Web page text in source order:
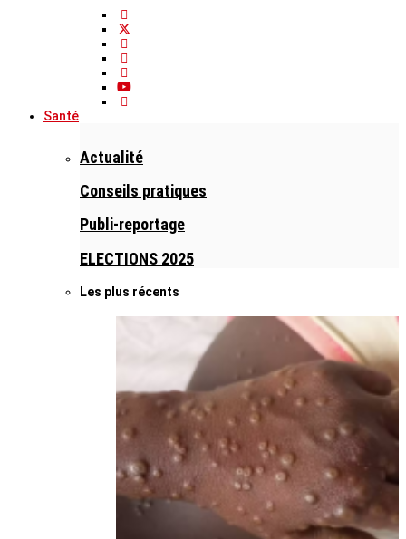
Santé
Actualité
Conseils pratiques
Publi-reportage
ELECTIONS 2025
Les plus récents